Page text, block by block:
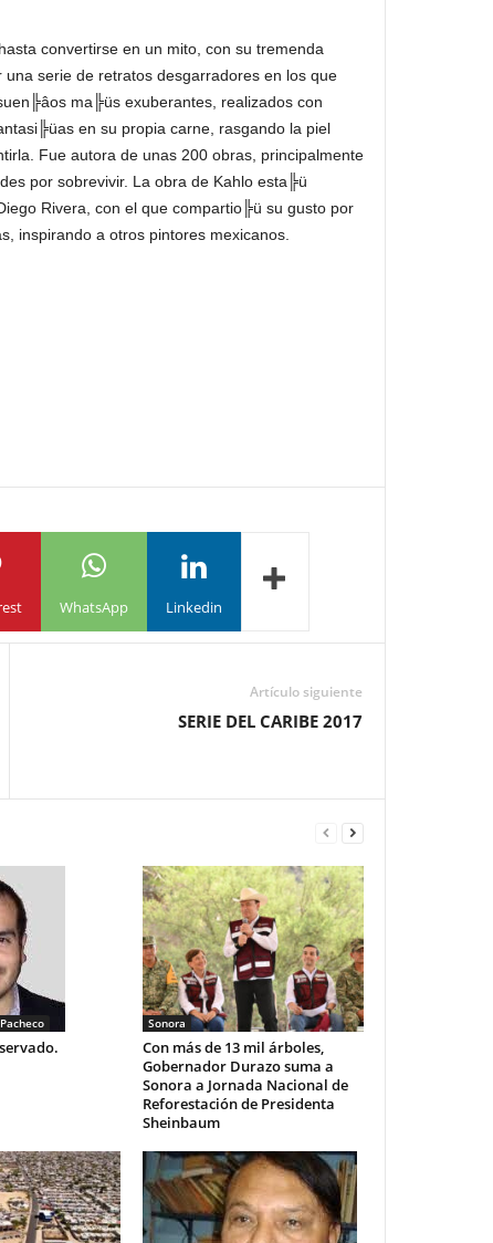
convertirse en un mito, con su tremenda
serie de retratos desgarradores en los que
ma╠üs exuberantes, realizados con
en su propia carne, rasgando la piel
Fue autora de unas 200 obras, principalmente
por sobrevivir. La obra de Kahlo esta╠ü
Rivera, con el que compartio╠ü su gusto por
inspirando a otros pintores mexicanos.
WhatsApp Linkedin
Artículo siguiente
SERIE DEL CARIBE 2017
Sonora
Con más de 13 mil árboles,
Gobernador Durazo suma a
Sonora a Jornada Nacional de
Reforestación de Presidenta
Sheinbaum